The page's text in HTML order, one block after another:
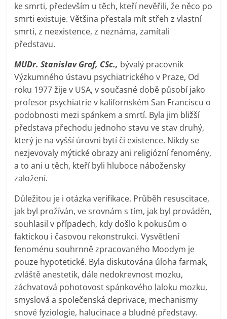
ke smrti, především u těch, kteří nevěřili, že něco po
smrti existuje. Většina přestala mít střeh z vlastní
smrti, z neexistence, z neznáma, zamítali
představu.
MUDr. Stanislav Grof, CSc., bývalý pracovník
Výzkumného ústavu psychiatrického v Praze, Od
roku 1977 žije v USA, v současné době působí jako
profesor psychiatrie v kalifornském San Franciscu o
podobnosti mezi spánkem a smrtí. Byla jim bližší
představa přechodu jednoho stavu ve stav druhý,
který je na vyšší úrovni bytí či existence. Nikdy se
nezjevovaly mýtické obrazy ani religiózní fenomény,
a to ani u těch, kteří byli hluboce nábožensky
založení.
Důležitou je i otázka verifikace. Průběh resuscitace,
jak byl prožíván, ve srovnám s tím, jak byl prováděn,
souhlasil v případech, kdy došlo k pokusům o
faktickou i časovou rekonstrukci. Vysvětlení
fenoménu souhrnně zpracovaného Moodym je
pouze hypotetické. Byla diskutována úloha farmak,
zvláště anestetik, dále nedokrevnost mozku,
záchvatová pohotovost spánkového laloku mozku,
smyslová a společenská deprivace, mechanismy
snové fyziologie, halucinace a bludné představy.